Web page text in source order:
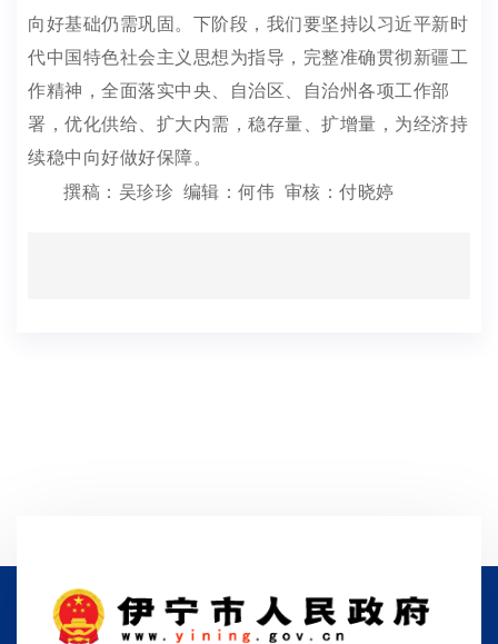
向好基础仍需巩固。下阶段，我们要坚持以习近平新时
代中国特色社会主义思想为指导，完整准确贯彻新疆工
作精神，全面落实中央、自治区、自治州各项工作部
署，优化供给、扩大内需，稳存量、扩增量，为经济持
续稳中向好做好保障。
撰稿：吴珍珍 编辑：何伟 审核：付晓婷